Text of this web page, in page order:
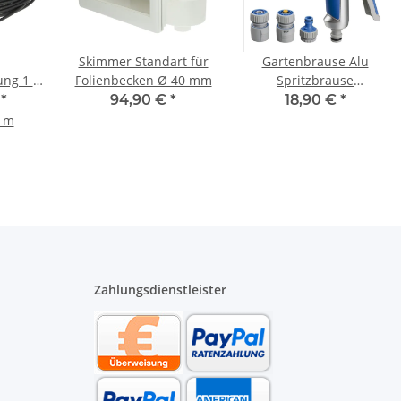
1 x
*
Skimmer Standart für
Folienbecken Ø 40 mm
94,90 € *
Gartenbrause Alu
Spritzbrause
Sprühpistole stufenlos
18,90 € *
Zahlungsdienstleister